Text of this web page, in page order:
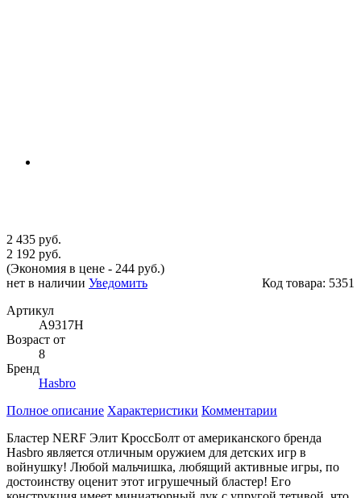
2 435 руб.
2 192 руб.
(Экономия в цене - 244 руб.)
Код товара: 5351
нет в наличии Уведомить
Артикул
A9317H
Возраст от
8
Бренд
Hasbro
Полное описание Характеристики Комментарии
Бластер NERF Элит КроссБолт от американского бренда
Hasbro является отличным оружием для детских игр в
войнушку! Любой мальчишка, любящий активные игры, по
достоинству оценит этот игрушечный бластер! Его